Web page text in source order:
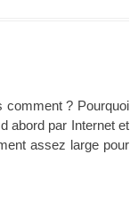
comment ? Pourquoi
abord par Internet et
assez large pour